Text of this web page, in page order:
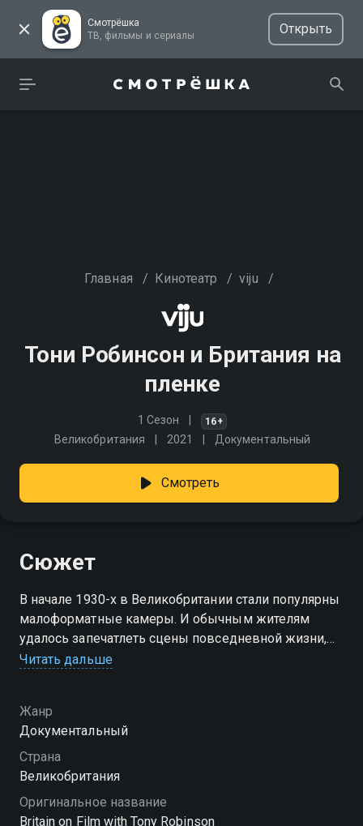
Смотрёшка
ТВ, фильмы и сериалы
Открыть
Главная / Кинотеатр / viju /
Тони Робинсон и Британия на
пленке
1 Сезон 16+
Великобритания 2021 Документальный
Смотреть
Сюжет
В начале 1930-х в Великобритании стали популярны
малоформатные камеры. И обычным жителям
удалось запечатлеть сцены повседневной жизни,
несмотря на происходящие на её фоне роковые
Читать дальше
Жанр
Документальный
Страна
Великобритания
Оригинальное название
Britain on Film with Tony Robinson